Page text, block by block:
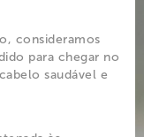
consideramos
para chegar no
saudável e